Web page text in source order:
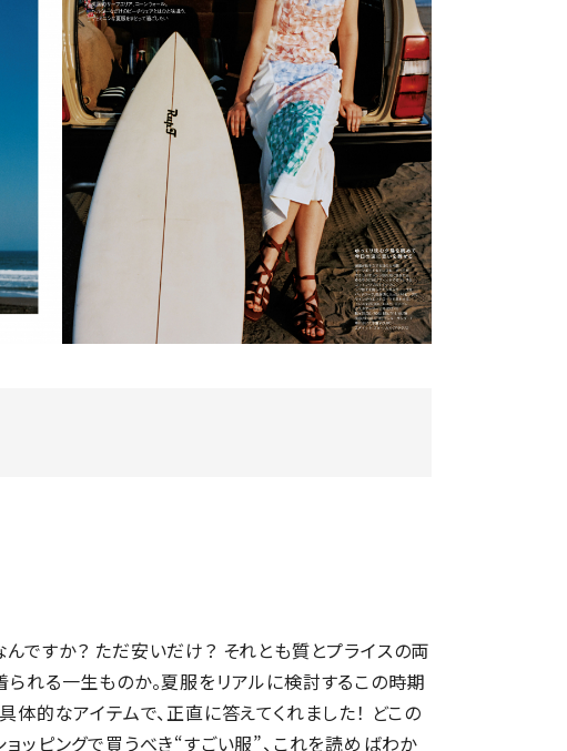
ですか？ ただ安いだけ？ それとも質とプライスの両
れる一生ものか。夏服をリアルに検討するこの時期
体的なアイテムで、正直に答えてくれました！ どこの
ョッピングで買うべき“すごい服”、これを読めばわか